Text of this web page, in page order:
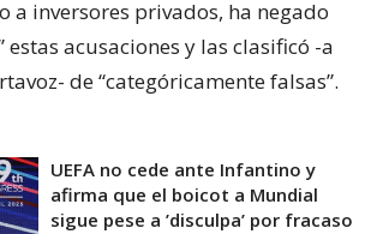
a inversores privados, ha negado
estas acusaciones y las clasificó -a
de “categóricamente falsas”.
UEFA no cede ante Infantino y
afirma que el boicot a Mundial
sigue pese a ’disculpa’ por fracaso